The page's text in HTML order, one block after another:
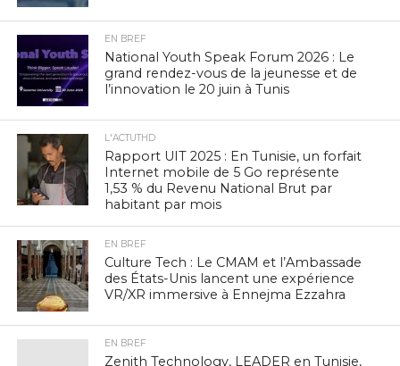
EN BREF
National Youth Speak Forum 2026 : Le
grand rendez-vous de la jeunesse et de
l’innovation le 20 juin à Tunis
L'ACTUTHD
Rapport UIT 2025 : En Tunisie, un forfait
Internet mobile de 5 Go représente
1,53 % du Revenu National Brut par
habitant par mois
EN BREF
Culture Tech : Le CMAM et l’Ambassade
des États-Unis lancent une expérience
VR/XR immersive à Ennejma Ezzahra
EN BREF
Zenith Technology, LEADER en Tunisie,